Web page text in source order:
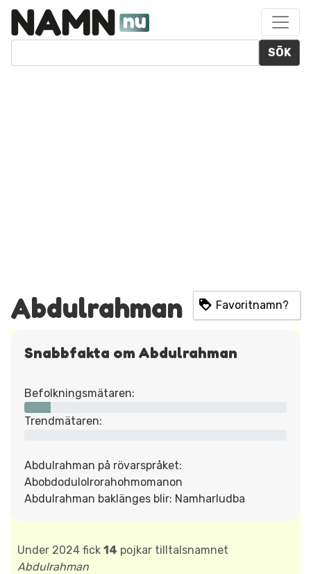
SÖK
Abdulrahman Favoritnamn?
Snabbfakta om Abdulrahman
Befolkningsmätaren:
Trendmätaren:
Abdulrahman på rövarspråket:
Abobdodulolrorahohmomanon
Abdulrahman baklänges blir: Namharludba
Under 2024 fick 14 pojkar tilltalsnamnet
Abdulrahman